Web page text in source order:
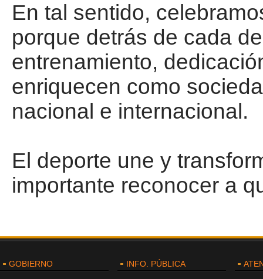
En tal sentido,
porque detrás de cada
entrenamiento,
enriquecen como
nacional e internacional.
El deporte une y
importante reconocer a
GOBIERNO INFO. PÚBLICA